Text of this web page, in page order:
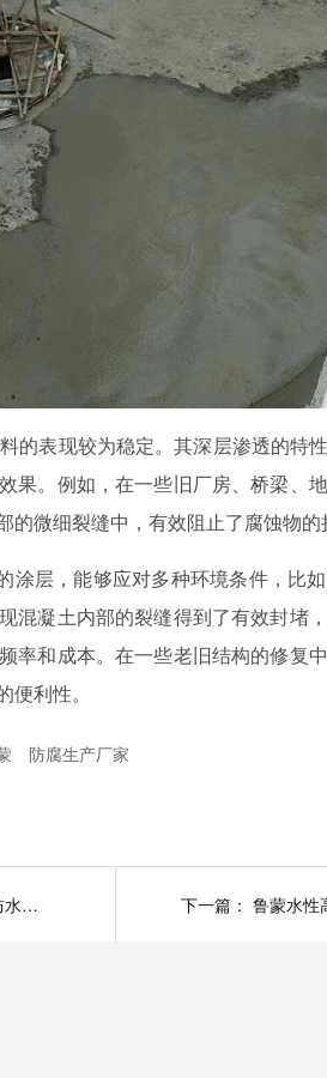
的表现较为稳定。其深层渗透的特
果。例如，在一些旧厂房、桥梁、
微细裂缝中，有效阻止了腐蚀物的
涂层，能够应对多种环境条件，比
混凝土内部的裂缝得到了有效封堵
率和成本。在一些老旧结构的修复
利性。
防腐生产厂家
烟台鲁蒙喷涂聚脲防腐涂料可延长防水防腐期限时间长 下一篇：